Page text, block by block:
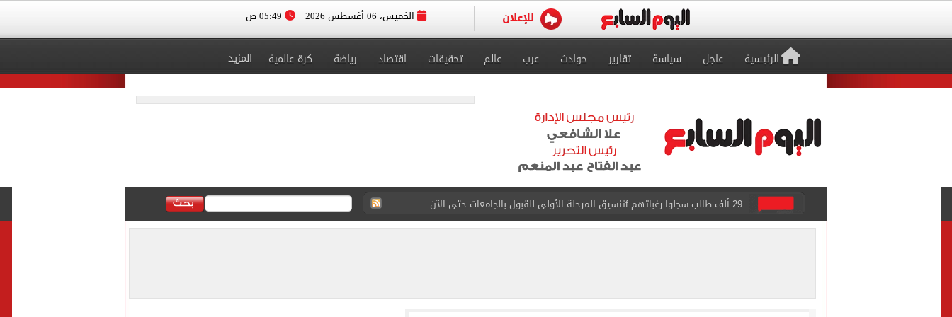
الخميس، 06 أغسطس 2026
الرئيسية عاجل سياسة تقارير حوادث عرب عالم تحقيقات اقتصاد رياضة كرة عالمية المزيد
29 ألف طالب سجلوا رغباتهم fتنسيق المرحلة الأولى للقبول بالجامعات حتى الآن
حفلات U Arena تنطلق مع الهضبة عمرو دياب ضمن «يلا ساحل 2026» بالعلمين الجديدة
«يلا ساحل 2026» يقدم نموذجا جديدا للتسويق السياحى عبر المحتوى التفاعلى